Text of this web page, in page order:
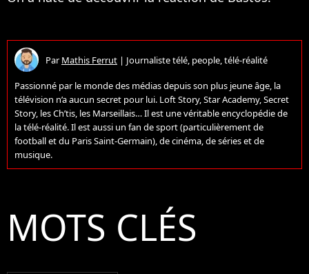
ParMathis Ferrut | Journaliste télé, people, télé-réalité
Passionné par le monde des médias depuis son plus jeune âge, la
télévision n’a aucun secret pour lui. Loft Story, Star Academy, Secret
Story, les Ch’tis, les Marseillais… Il est une véritable encyclopédie de
la télé-réalité. Il est aussi un fan de sport (particulièrement de
football et du Paris Saint-Germain), de cinéma, de séries et de
musique.
MOTS CLÉS